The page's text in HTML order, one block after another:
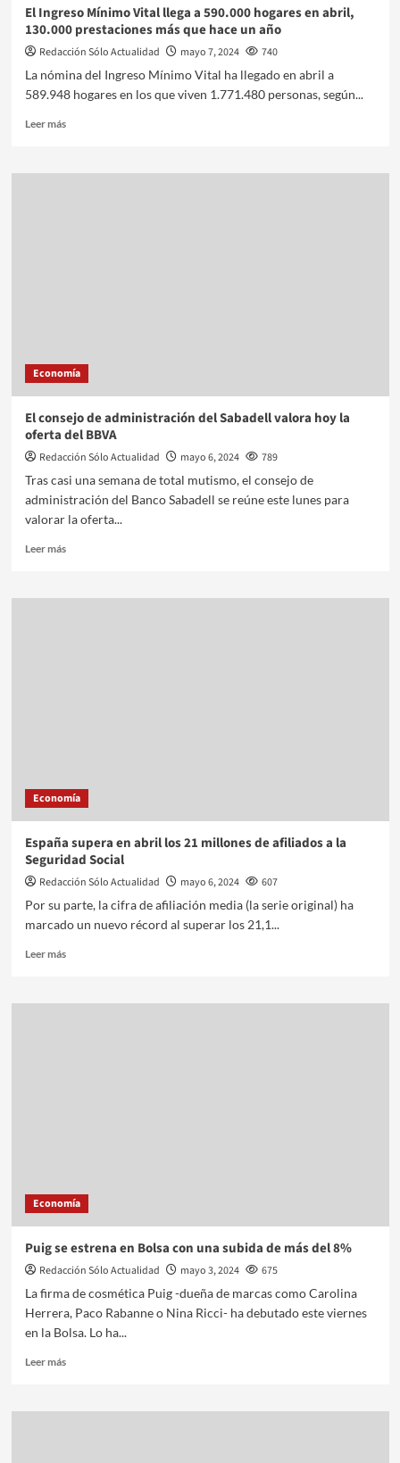
El Ingreso Mínimo Vital llega a 590.000 hogares en abril,
130.000 prestaciones más que hace un año
Redacción Sólo Actualidad mayo 7, 2024
740
La nómina del Ingreso Mínimo Vital ha llegado en abril a
589.948 hogares en los que viven 1.771.480 personas, según...
Leer más
Economía
El consejo de administración del Sabadell valora hoy la
oferta del BBVA
Redacción Sólo Actualidad mayo 6, 2024
789
Tras casi una semana de total mutismo, el consejo de
administración del Banco Sabadell se reúne este lunes para
valorar la oferta...
Leer más
Economía
España supera en abril los 21 millones de afiliados a la
Seguridad Social
Redacción Sólo Actualidad mayo 6, 2024
607
Por su parte, la cifra de afiliación media (la serie original) ha
marcado un nuevo récord al superar los 21,1...
Leer más
Economía
Puig se estrena en Bolsa con una subida de más del 8%
Redacción Sólo Actualidad mayo 3, 2024
675
La firma de cosmética Puig -dueña de marcas como Carolina
Herrera, Paco Rabanne o Nina Ricci- ha debutado este viernes
en la Bolsa. Lo ha...
Leer más